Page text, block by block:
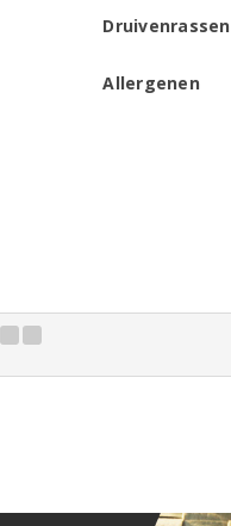
Druivenrassen
Allergenen